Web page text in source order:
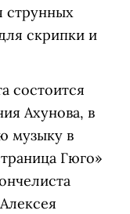
струнных
скрипки и
состоится
Ахунова, в
музыку в
Гюго»